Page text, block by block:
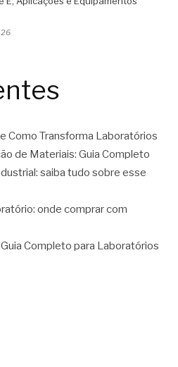
Como Transforma Laboratórios
de Materiais: Guia Completo
saiba tudo sobre esse
onde comprar com
Completo para Laboratórios